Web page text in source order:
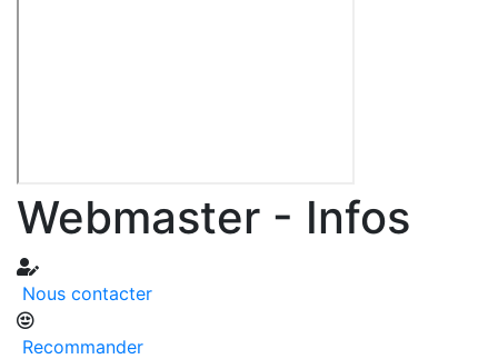
Webmaster - Infos
Nous contacter
Recommander